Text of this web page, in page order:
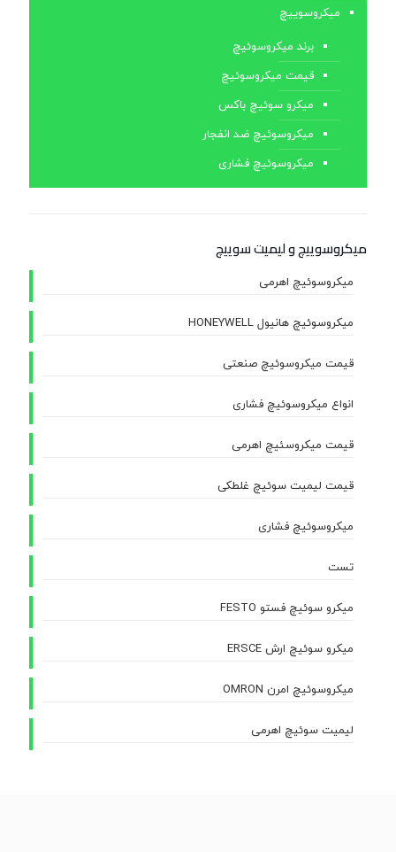
میکروسوییچ
برند میکروسوئیچ
قیمت میکروسوئیچ
میکرو سوئیچ باکس
میکروسوئیچ ضد انفجار
میکروسوئیچ فشاری
میکروسوییچ و لیمیت سوییچ
میکروسوئیچ اهرمی
میکروسوئیچ هانیول HONEYWELL
قیمت میکروسوئیچ صنعتی
انواع میکروسوئیچ فشاری
قیمت میکروسئیچ اهرمی
قیمت لیمیت سوئیچ غلطکی
میکروسوئیچ فشاری
تست
میکرو سوئیچ فستو FESTO
میکرو سوئیچ ارش ERSCE
میکروسوئیچ امرن OMRON
لیمیت سوئیچ اهرمی